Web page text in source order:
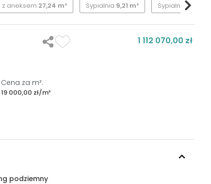
z aneksem 27,24 m² Sypialnia 9,21 m² Sypialnia10,92 m²
1 112 070,00 zł
Cena za m²:
19 000,00 zł/m²
podziemny